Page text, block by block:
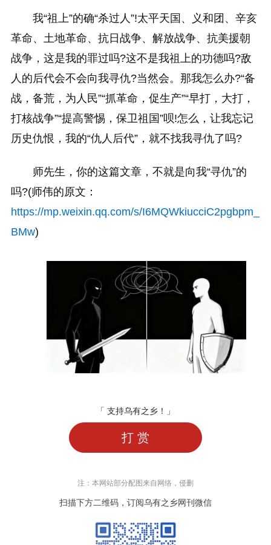
我“祖上”的确“杀过人”!太平天国、义和团、辛亥
革命、土地革命、抗日战争、解放战争、抗美援朝
战争，这是我的罪过吗?这不是我祖上的功德吗?敌
人的后代会不会向我寻仇?当然会。那我怎么办?“备
战，备荒，为人民”“抓革命，促生产”“早打，大打，
打核战争”“提高警惕，保卫祖国”呗!怎么，让我忘记
历史仇恨，我的“仇人后代”，就不找我寻仇了吗?
师先生，你的这篇文章，不就是向我“寻仇”的
吗?(师伟的原文：
https://mp.weixin.qq.com/s/I6MQWkiucciC2pgbpm_
BMw)
「 支持乌有之乡！」
打 赏
注：本网站部分配图来自网络，侵删
扫描下方二维码，订阅乌有之乡网刊微信